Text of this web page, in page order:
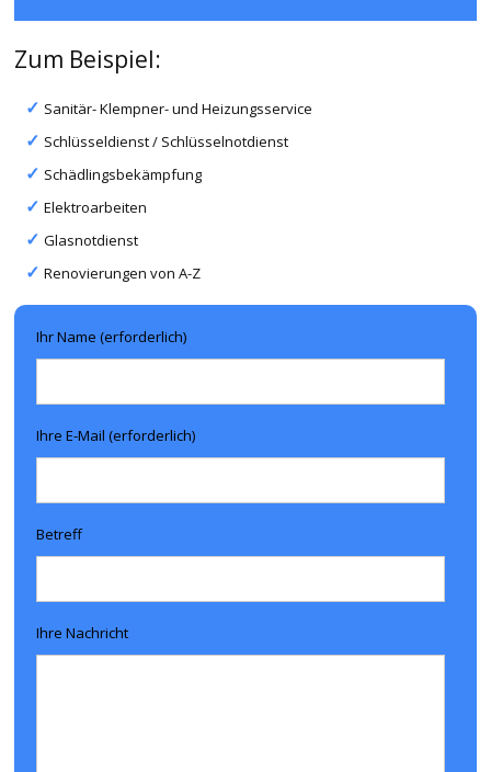
Zum Beispiel:
Sanitär- Klempner- und Heizungsservice
Schlüsseldienst / Schlüsselnotdienst
Schädlingsbekämpfung
Elektroarbeiten
Glasnotdienst
Renovierungen von A-Z
Ihr Name (erforderlich)
Ihre E-Mail (erforderlich)
Betreff
Ihre Nachricht